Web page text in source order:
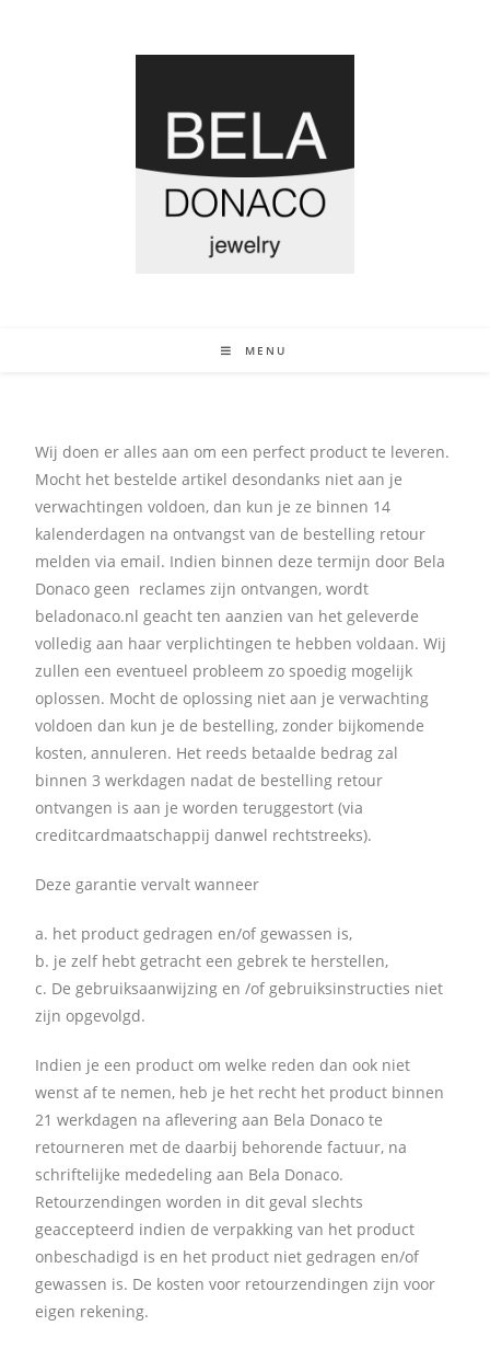
MENU
Wij doen er alles aan om een perfect product te leveren.
Mocht het bestelde artikel desondanks niet aan je
verwachtingen voldoen, dan kun je ze binnen 14
kalenderdagen na ontvangst van de bestelling retour
melden via email. Indien binnen deze termijn door Bela
Donaco geen reclames zijn ontvangen, wordt
beladonaco.nl geacht ten aanzien van het geleverde
volledig aan haar verplichtingen te hebben voldaan. Wij
zullen een eventueel probleem zo spoedig mogelijk
oplossen. Mocht de oplossing niet aan je verwachting
voldoen dan kun je de bestelling, zonder bijkomende
kosten, annuleren. Het reeds betaalde bedrag zal
binnen 3 werkdagen nadat de bestelling retour
ontvangen is aan je worden teruggestort (via
creditcardmaatschappij danwel rechtstreeks).
Deze garantie vervalt wanneer
a. het product gedragen en/of gewassen is,
b. je zelf hebt getracht een gebrek te herstellen,
c. De gebruiksaanwijzing en /of gebruiksinstructies niet
zijn opgevolgd.
Indien je een product om welke reden dan ook niet
wenst af te nemen, heb je het recht het product binnen
21 werkdagen na aflevering aan Bela Donaco te
retourneren met de daarbij behorende factuur, na
schriftelijke mededeling aan Bela Donaco.
Retourzendingen worden in dit geval slechts
geaccepteerd indien de verpakking van het product
onbeschadigd is en het product niet gedragen en/of
gewassen is. De kosten voor retourzendingen zijn voor
eigen rekening.